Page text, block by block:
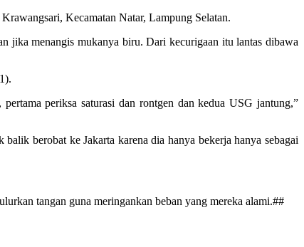
Kecamatan Natar, Lampung Selatan.
jika menangis mukanya biru. Dari kecurigaan itu lantas dibawa
periksa saturasi dan rontgen dan kedua USG jantung,”
berobat ke Jakarta karena dia hanya bekerja hanya sebagai
tangan guna meringankan beban yang mereka alami.##